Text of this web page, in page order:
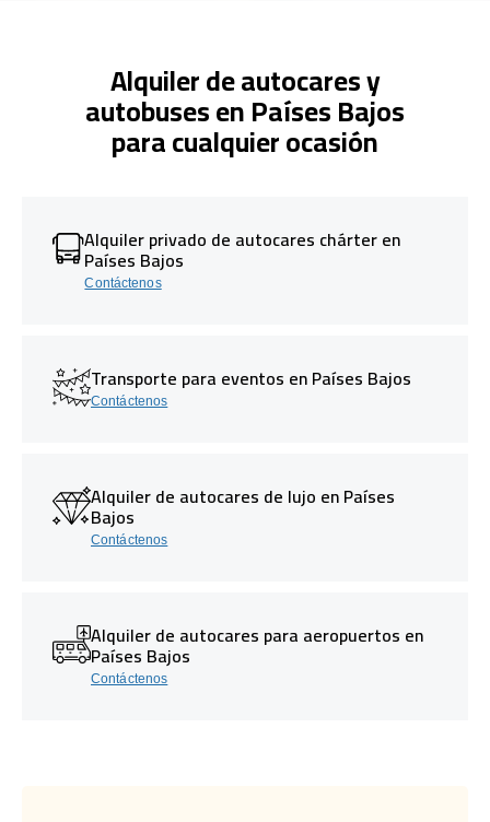
Alquiler de autocares y
autobuses en Países Bajos
para cualquier ocasión
Alquiler privado de autocares chárter en
Países Bajos
Contáctenos
Transporte para eventos en Países Bajos
Contáctenos
Alquiler de autocares de lujo en Países
Bajos
Contáctenos
Alquiler de autocares para aeropuertos en
Países Bajos
Contáctenos